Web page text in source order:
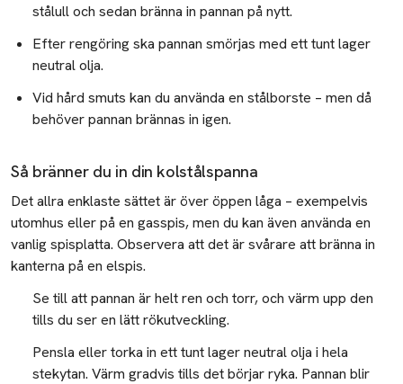
stålull och sedan bränna in pannan på nytt.
Efter rengöring ska pannan smörjas med ett tunt lager
neutral olja.
Vid hård smuts kan du använda en stålborste – men då
behöver pannan brännas in igen.
Så bränner du in din kolstålspanna
Det allra enklaste sättet är över öppen låga – exempelvis
utomhus eller på en gasspis, men du kan även använda en
vanlig spisplatta. Observera att det är svårare att bränna in
kanterna på en elspis.
Se till att pannan är helt ren och torr, och värm upp den
tills du ser en lätt rökutveckling.
Pensla eller torka in ett tunt lager neutral olja i hela
stekytan. Värm gradvis tills det börjar ryka. Pannan blir